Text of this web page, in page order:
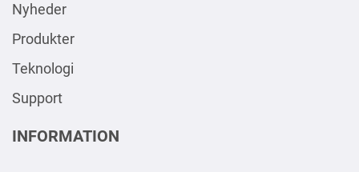
Nyheder
Produkter
Teknologi
Support
INFORMATION